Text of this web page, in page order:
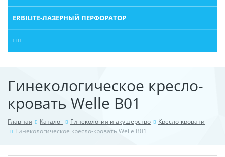
ERBILITE-ЛАЗЕРНЫЙ ПЕРФОРАТОР
Гинекологическое кресло-
кровать Welle B01
Главная Каталог Гинекология и акушерство
Кресло-кровати
Гинекологическое кресло-кровать Welle B01